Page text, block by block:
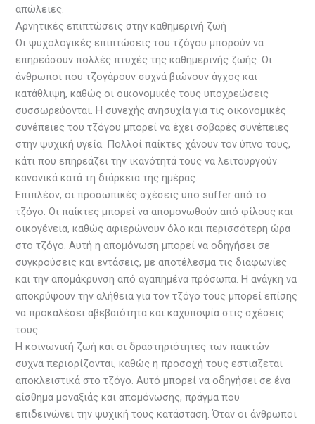
απώλειες.
Αρνητικές επιπτώσεις στην καθημερινή ζωή
Οι ψυχολογικές επιπτώσεις του τζόγου μπορούν να
επηρεάσουν πολλές πτυχές της καθημερινής ζωής. Οι
άνθρωποι που τζογάρουν συχνά βιώνουν άγχος και
κατάθλιψη, καθώς οι οικονομικές τους υποχρεώσεις
συσσωρεύονται. Η συνεχής ανησυχία για τις οικονομικές
συνέπειες του τζόγου μπορεί να έχει σοβαρές συνέπειες
στην ψυχική υγεία. Πολλοί παίκτες χάνουν τον ύπνο τους,
κάτι που επηρεάζει την ικανότητά τους να λειτουργούν
κανονικά κατά τη διάρκεια της ημέρας.
Επιπλέον, οι προσωπικές σχέσεις υπο suffer από το
τζόγο. Οι παίκτες μπορεί να απομονωθούν από φίλους και
οικογένεια, καθώς αφιερώνουν όλο και περισσότερη ώρα
στο τζόγο. Αυτή η απομόνωση μπορεί να οδηγήσει σε
συγκρούσεις και εντάσεις, με αποτέλεσμα τις διαφωνίες
και την απομάκρυνση από αγαπημένα πρόσωπα. Η ανάγκη να
αποκρύψουν την αλήθεια για τον τζόγο τους μπορεί επίσης
να προκαλέσει αβεβαιότητα και καχυποψία στις σχέσεις
τους.
Η κοινωνική ζωή και οι δραστηριότητες των παικτών
συχνά περιορίζονται, καθώς η προσοχή τους εστιάζεται
αποκλειστικά στο τζόγο. Αυτό μπορεί να οδηγήσει σε ένα
αίσθημα μοναξιάς και απομόνωσης, πράγμα που
επιδεινώνει την ψυχική τους κατάσταση. Όταν οι άνθρωποι